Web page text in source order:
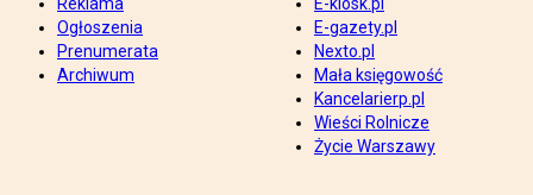
Ogłoszenia
Prenumerata
Archiwum
E-gazety.pl
Nexto.pl
Mała księgowość
Kancelarierp.pl
Wieści Rolnicze
Życie Warszawy